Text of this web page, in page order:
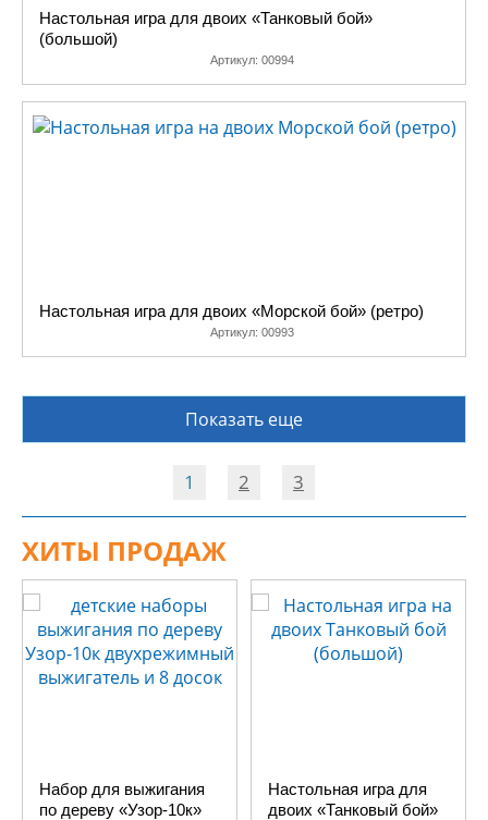
Настольная игра для двоих «Танковый бой»
(большой)
Артикул: 00994
Настольная игра для двоих «Морской бой» (ретро)
Артикул: 00993
Показать еще
1 2 3
ХИТЫ ПРОДАЖ
Набор для выжигания
по дереву «Узор-10к»
Настольная игра для
двоих «Танковый бой»